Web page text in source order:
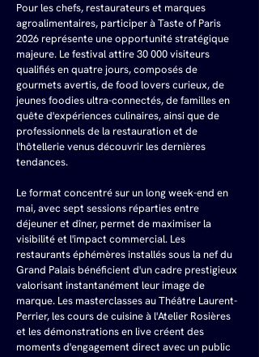
Pour les chefs, restaurateurs et marques
agroalimentaires, participer à Taste of Paris
2026 représente une opportunité stratégique
majeure. Le festival attire 30 000 visiteurs
qualifiés en quatre jours, composés de
gourmets avertis, de food lovers curieux, de
jeunes foodies ultra-connectés, de familles en
quête d'expériences culinaires, ainsi que de
professionnels de la restauration et de
l'hôtellerie venus découvrir les dernières
tendances.
Le format concentré sur un long week-end en
mai, avec sept sessions réparties entre
déjeuner et dîner, permet de maximiser la
visibilité et l'impact commercial. Les
restaurants éphémères installés sous la nef du
Grand Palais bénéficient d'un cadre prestigieux
valorisant instantanément leur image de
marque. Les masterclasses au Théâtre Laurent-
Perrier, les cours de cuisine à l'Atelier Rosières
et les démonstrations en live créent des
moments d'engagement direct avec un public